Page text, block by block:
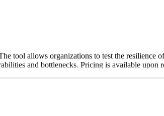
tool allows organizations to test the resilience
and bottlenecks. Pricing is available upon